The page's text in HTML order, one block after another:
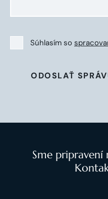
Súhlasím so
ODOSLAŤ
Sme pripravení